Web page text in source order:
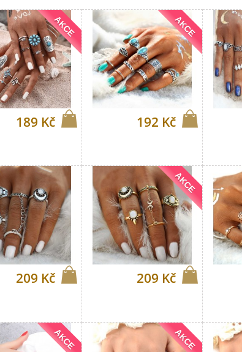
189 Kč
AKCE
192 Kč
AKCE
209 Kč 209 Kč
AKCE
AKCE AKCE